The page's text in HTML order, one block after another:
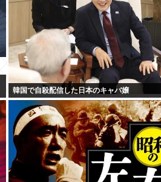
韓国で自殺配信した日本のキャバ嬢